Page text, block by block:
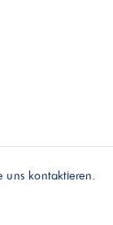
uns kontaktieren.